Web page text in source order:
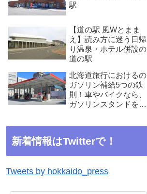
駅
【道の駅 風Wとまま
え】読み方に迷う日帰
り温泉・ホテル併設の
道の駅
北海道旅行におけるの
ガソリン補給5つの鉄
則！車やバイクなら、
ガソリンスタンドを見
新着情報はTwitterで！
Tweets by hokkaido_press